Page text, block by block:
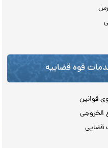
قوه قضاییه
قوانین
الخروجی
قضایی